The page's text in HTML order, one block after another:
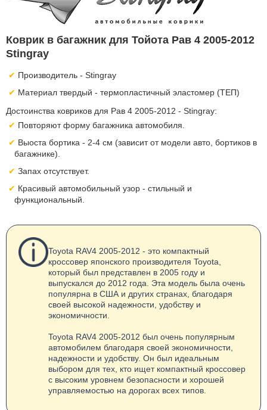
Коврик в багажник для Тойота Рав 4 2005-2012
Stingray
Производитель - Stingray
Материал твердый - термопластичный эластомер (ТЕП)
Достоинства ковриков для Рав 4 2005-2012 - Stingray:
Повторяют форму багажника автомобиля.
Выоста бортика - 2-4 см (зависит от модели авто, бортиков в
багажнике).
Запах отсутствует.
Красивый автомобильный узор - стильный и
функциональный.
Toyota RAV4 2005-2012 - это компактный
кроссовер японского производителя Toyota,
который был представлен в 2005 году и
выпускался до 2012 года. Эта модель была очень
популярна в США и других странах, благодаря
своей высокой надежности, удобству и
экономичности.
Toyota RAV4 2005-2012 был очень популярным
автомобилем благодаря своей экономичности,
надежности и удобству. Он был идеальным
выбором для тех, кто ищет компактный кроссовер
с высоким уровнем безопасности и хорошей
управляемостью на дорогах всех типов.